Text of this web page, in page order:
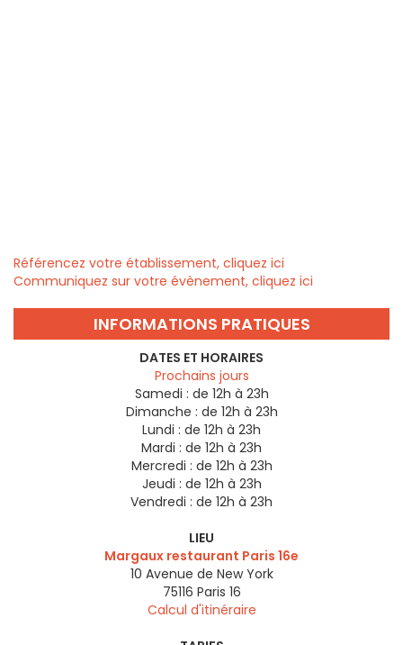
Référencez votre établissement, cliquez ici
Communiquez sur votre évènement, cliquez ici
INFORMATIONS PRATIQUES
DATES ET HORAIRES
Prochains jours
Samedi : de 12h à 23h
Dimanche : de 12h à 23h
Lundi : de 12h à 23h
Mardi : de 12h à 23h
Mercredi : de 12h à 23h
Jeudi : de 12h à 23h
Vendredi : de 12h à 23h
LIEU
Margaux restaurant Paris 16e
10 Avenue de New York
75116 Paris 16
Calcul d'itinéraire